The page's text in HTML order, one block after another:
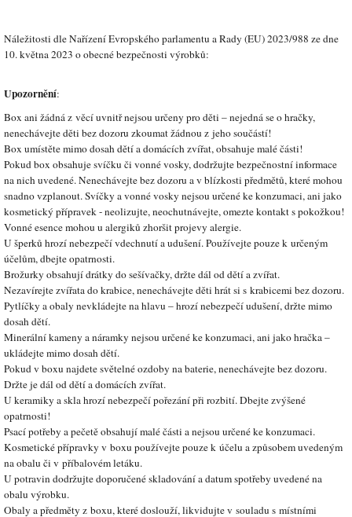
Náležitosti dle Nařízení Evropského parlamentu a Rady (EU) 2023/988 ze dne
10. května 2023 o obecné bezpečnosti výrobků:
Upozornění:
Box ani žádná z věcí uvnitř nejsou určeny pro děti – nejedná se o hračky,
nenechávejte děti bez dozoru zkoumat žádnou z jeho součástí!
Box umístěte mimo dosah dětí a domácích zvířat, obsahuje malé části!
Pokud box obsahuje svíčku či vonné vosky, dodržujte bezpečnostní informace
na nich uvedené. Nenechávejte bez dozoru a v blízkosti předmětů, které mohou
snadno vzplanout. Svíčky a vonné vosky nejsou určené ke konzumaci, ani jako
kosmetický přípravek - neolizujte, neochutnávejte, omezte kontakt s pokožkou!
Vonné esence mohou u alergiků zhoršit projevy alergie.
U šperků hrozí nebezpečí vdechnutí a udušení. Používejte pouze k určeným
účelům, dbejte opatrnosti.
Brožurky obsahují drátky do sešívačky, držte dál od dětí a zvířat.
Nezavírejte zvířata do krabice, nenechávejte děti hrát si s krabicemi bez dozoru.
Pytlíčky a obaly nevkládejte na hlavu – hrozí nebezpečí udušení, držte mimo
dosah dětí.
Minerální kameny a náramky nejsou určené ke konzumaci, ani jako hračka –
ukládejte mimo dosah dětí.
Pokud v boxu najdete světelné ozdoby na baterie, nenechávejte bez dozoru.
Držte je dál od dětí a domácích zvířat.
U keramiky a skla hrozí nebezpečí pořezání při rozbití. Dbejte zvýšené
opatrnosti!
Psací potřeby a pečetě obsahují malé části a nejsou určené ke konzumaci.
Kosmetické přípravky v boxu používejte pouze k účelu a způsobem uvedeným
na obalu či v příbalovém letáku.
U potravin dodržujte doporučené skladování a datum spotřeby uvedené na
obalu výrobku.
Obaly a předměty z boxu, které doslouží, likvidujte v souladu s místními